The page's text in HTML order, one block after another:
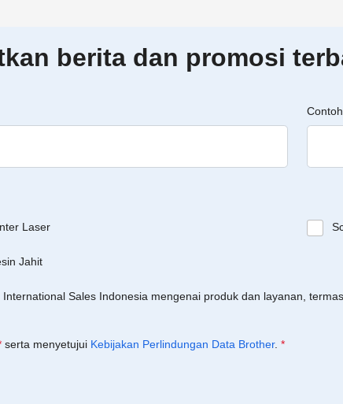
berita dan promosi
Contoh
Laser
Jahit
Sales Indonesia mengenai produk dan layanan,
serta menyetujui Kebijakan Perlindungan Data Brother. *